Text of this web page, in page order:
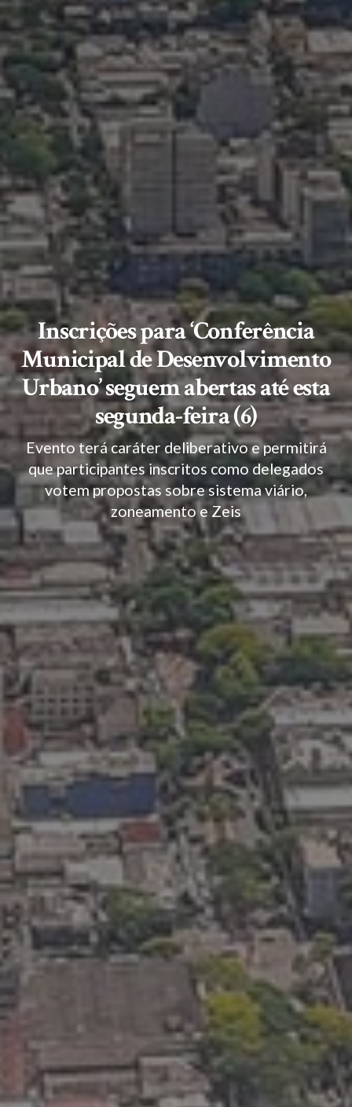
Inscrições para ‘Conferência
Municipal de Desenvolvimento
Urbano’ seguem abertas até esta
segunda-feira (6)
Evento terá caráter deliberativo e permitirá
que participantes inscritos como delegados
votem propostas sobre sistema viário,
zoneamento e Zeis